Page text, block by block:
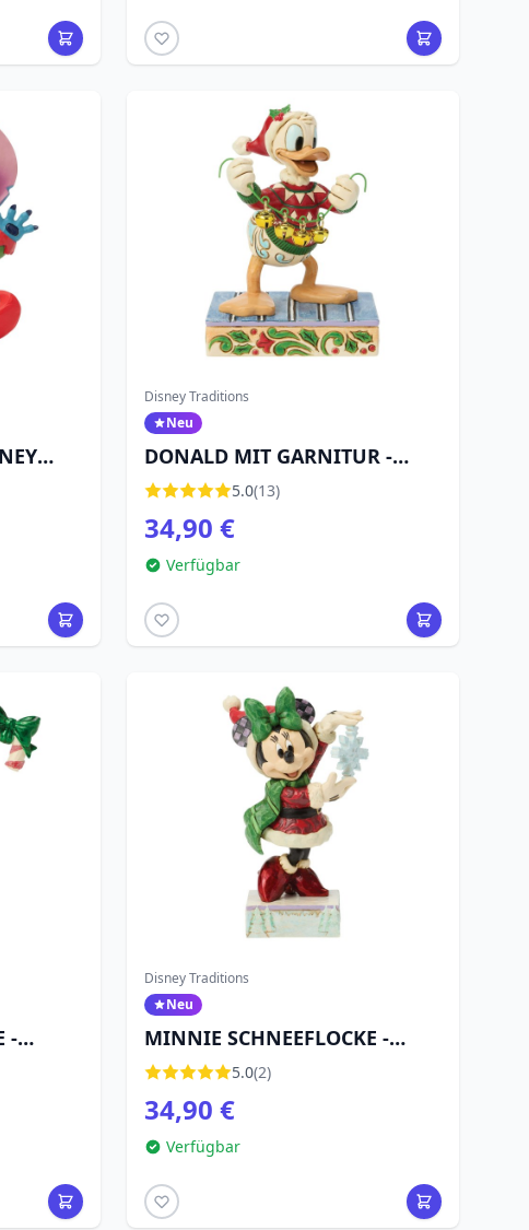
Disney Traditions
Neu
DONALD MIT GARNITUR -
DISNEY TRADITIONS
5.0(13)
34,90 €
Verfügbar
-
Disney Traditions
Neu
MINNIE SCHNEEFLOCKE -
DISNEY TRADITIONS
5.0(2)
34,90 €
Verfügbar